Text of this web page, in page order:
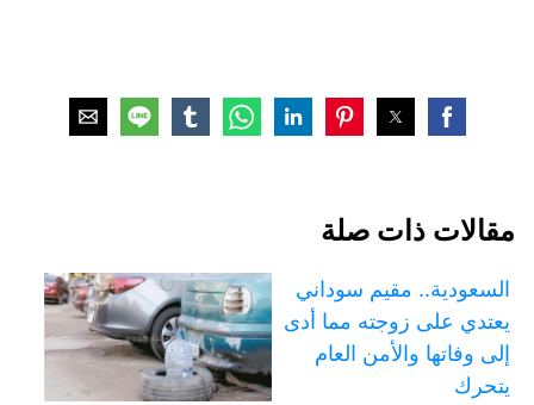
مقالات ذات صلة
السعودية.. مقيم سوداني
يعتدي على زوجته مما أدى
إلى وفاتها والأمن العام
يتحرك